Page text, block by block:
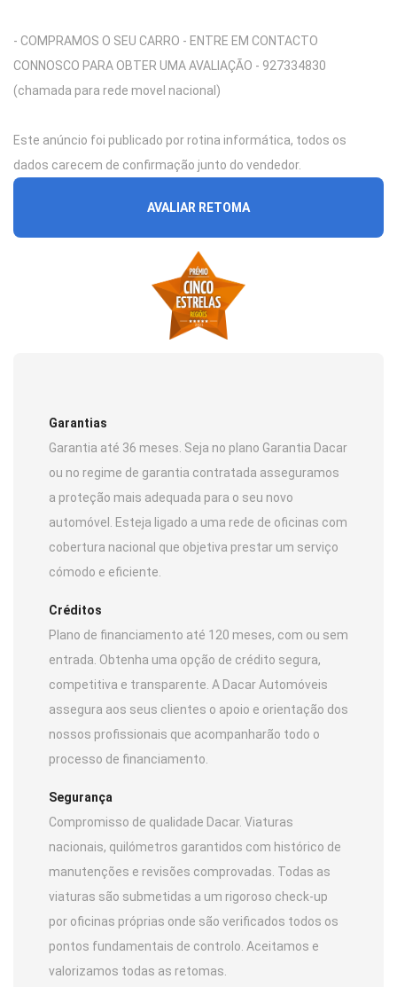
- COMPRAMOS O SEU CARRO - ENTRE EM CONTACTO
CONNOSCO PARA OBTER UMA AVALIAÇÃO - 927334830
(chamada para rede movel nacional)
Este anúncio foi publicado por rotina informática, todos os
dados carecem de confirmação junto do vendedor.
AVALIAR RETOMA
Garantias
Garantia até 36 meses. Seja no plano Garantia Dacar
ou no regime de garantia contratada asseguramos
a proteção mais adequada para o seu novo
automóvel. Esteja ligado a uma rede de oficinas com
cobertura nacional que objetiva prestar um serviço
cómodo e eficiente.
Créditos
Plano de financiamento até 120 meses, com ou sem
entrada. Obtenha uma opção de crédito segura,
competitiva e transparente. A Dacar Automóveis
assegura aos seus clientes o apoio e orientação dos
nossos profissionais que acompanharão todo o
processo de financiamento.
Segurança
Compromisso de qualidade Dacar. Viaturas
nacionais, quilómetros garantidos com histórico de
manutenções e revisões comprovadas. Todas as
viaturas são submetidas a um rigoroso check-up
por oficinas próprias onde são verificados todos os
pontos fundamentais de controlo. Aceitamos e
valorizamos todas as retomas.